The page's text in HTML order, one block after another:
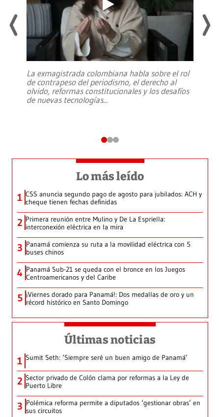
La exmagistrada colombiana habla sobre el rol
de contrapeso del periodismo, el derecho al
olvido, reformas constitucionales y los desafíos
de nuevas tecnologías...
Lo más leído
1 CSS anuncia segundo pago de agosto para jubilados: ACH y
cheque tienen fechas definidas
2 Primera reunión entre Mulino y De La Espriella:
interconexión eléctrica en la mira
3 Panamá comienza su ruta a la movilidad eléctrica con 5
buses chinos
4 Panamá Sub-21 se queda con el bronce en los Juegos
Centroamericanos y del Caribe
5 ¡Viernes dorado para Panamá!: Dos medallas de oro y un
récord histórico en Santo Domingo
Últimas noticias
1 Sumit Seth: ‘Siempre seré un buen amigo de Panamá’
2 Sector privado de Colón clama por reformas a la Ley de
Puerto Libre
3 Polémica reforma permite a diputados ‘gestionar obras’ en
sus circuitos